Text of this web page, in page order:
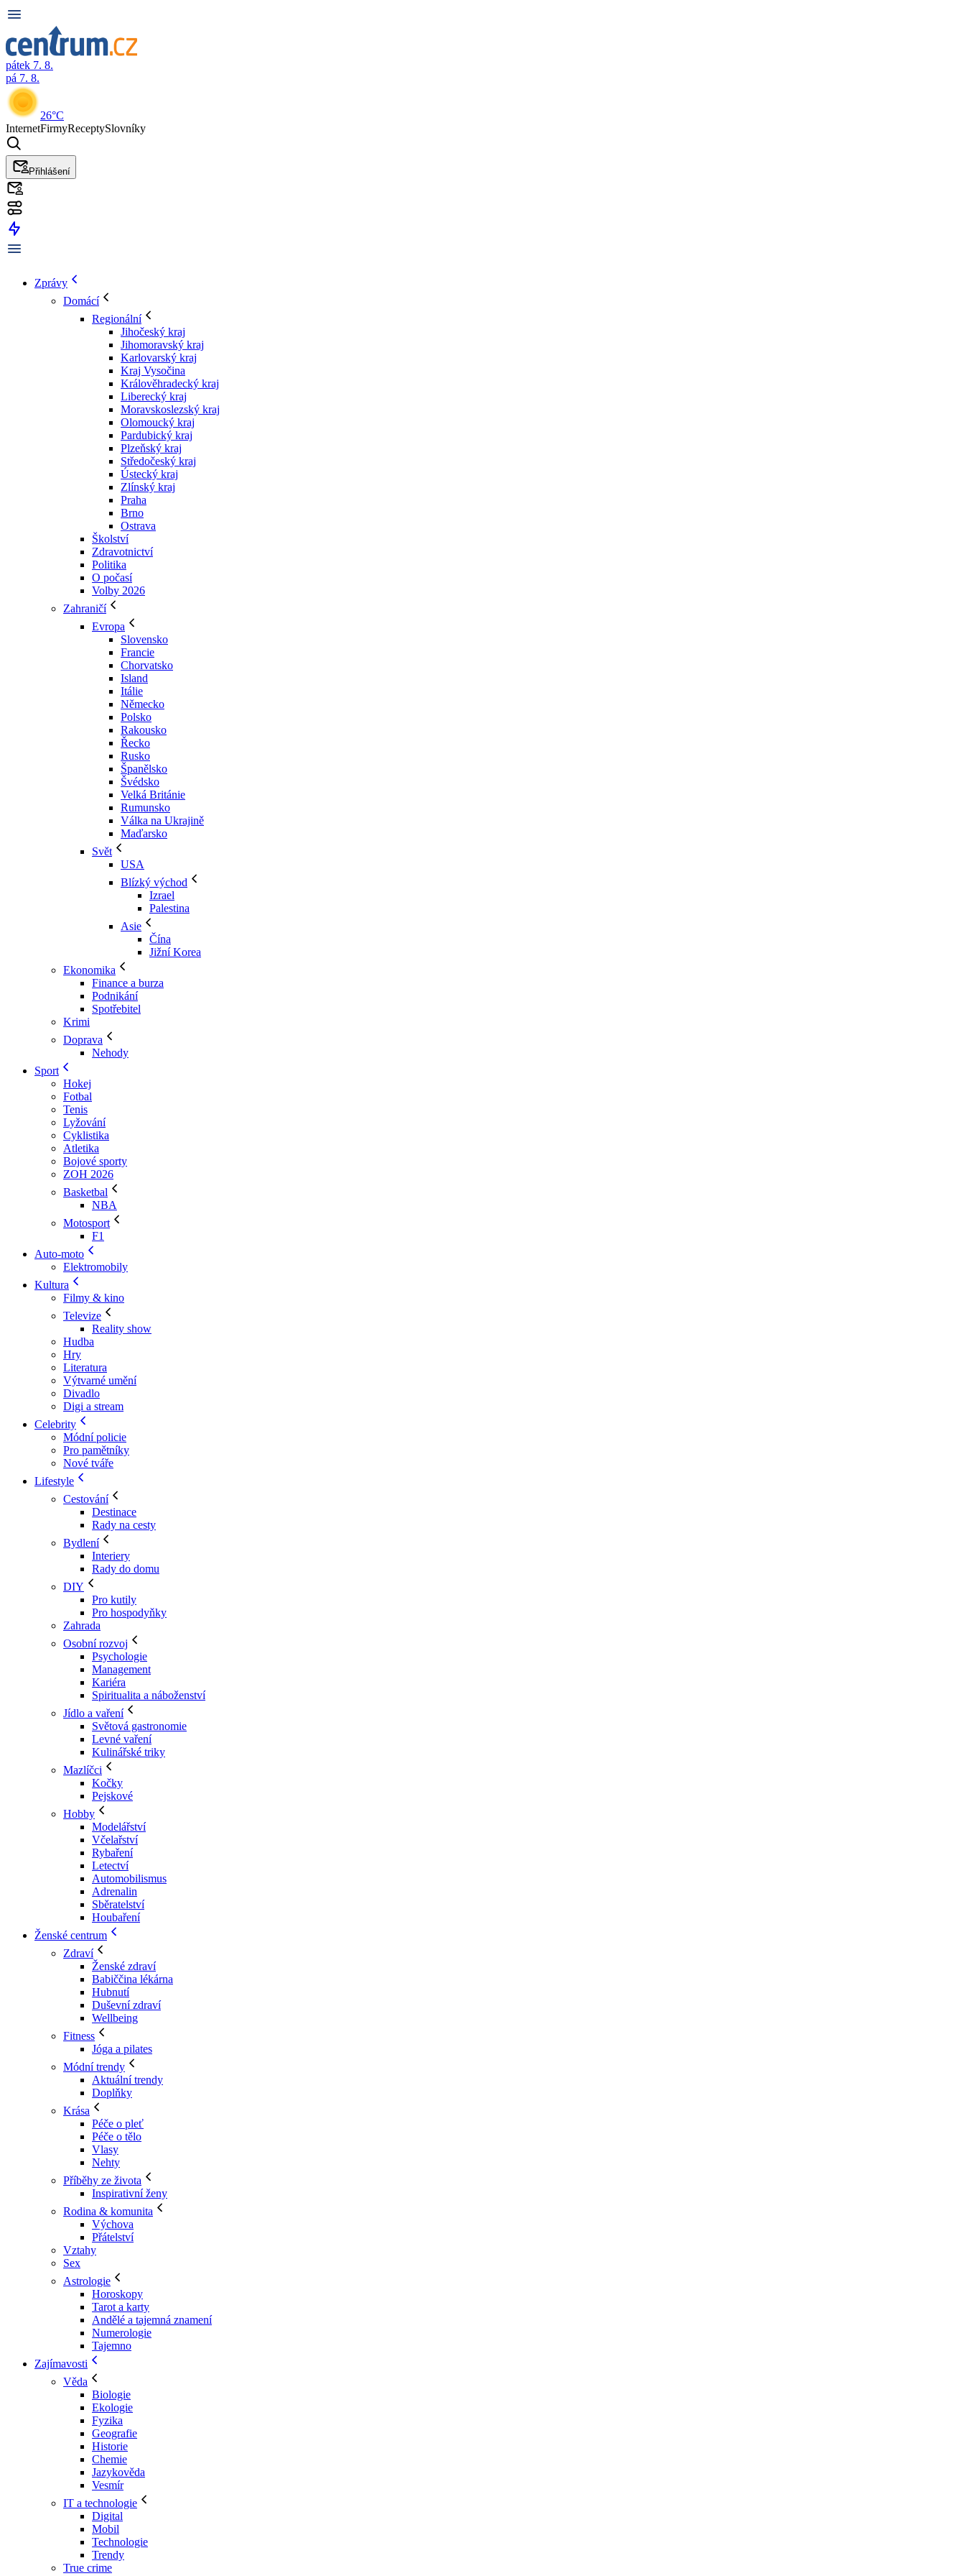
pátek 7. 8.
pá 7. 8.
26°C
InternetFirmyReceptySlovníky
Přihlášení
Zprávy
Domácí
Regionální
Jihočeský kraj
Jihomoravský kraj
Karlovarský kraj
Kraj Vysočina
Králověhradecký kraj
Liberecký kraj
Moravskoslezský kraj
Olomoucký kraj
Pardubický kraj
Plzeňský kraj
Středočeský kraj
Ústecký kraj
Zlínský kraj
Praha
Brno
Ostrava
Školství
Zdravotnictví
Politika
O počasí
Volby 2026
Zahraničí
Evropa
Slovensko
Francie
Chorvatsko
Island
Itálie
Německo
Polsko
Rakousko
Řecko
Rusko
Španělsko
Švédsko
Velká Británie
Rumunsko
Válka na Ukrajině
Maďarsko
Svět
USA
Blízký východ
Izrael
Palestina
Asie
Čína
Jižní Korea
Ekonomika
Finance a burza
Podnikání
Spotřebitel
Krimi
Doprava
Nehody
Sport
Hokej
Fotbal
Tenis
Lyžování
Cyklistika
Atletika
Bojové sporty
ZOH 2026
Basketbal
NBA
Motosport
F1
Auto-moto
Elektromobily
Kultura
Filmy & kino
Televize
Reality show
Hudba
Hry
Literatura
Výtvarné umění
Divadlo
Digi a stream
Celebrity
Módní policie
Pro pamětníky
Nové tváře
Lifestyle
Cestování
Destinace
Rady na cesty
Bydlení
Interiery
Rady do domu
DIY
Pro kutily
Pro hospodyňky
Zahrada
Osobní rozvoj
Psychologie
Management
Kariéra
Spiritualita a náboženství
Jídlo a vaření
Světová gastronomie
Levné vaření
Kulinářské triky
Mazlíčci
Kočky
Pejskové
Hobby
Modelářství
Včelařství
Rybaření
Letectví
Automobilismus
Adrenalin
Sběratelství
Houbaření
Ženské centrum
Zdraví
Ženské zdraví
Babiččina lékárna
Hubnutí
Duševní zdraví
Wellbeing
Fitness
Jóga a pilates
Módní trendy
Aktuální trendy
Doplňky
Krása
Péče o pleť
Péče o tělo
Vlasy
Nehty
Příběhy ze života
Inspirativní ženy
Rodina & komunita
Výchova
Přátelství
Vztahy
Sex
Astrologie
Horoskopy
Tarot a karty
Andělé a tajemná znamení
Numerologie
Tajemno
Zajímavosti
Věda
Biologie
Ekologie
Fyzika
Geografie
Historie
Chemie
Jazykověda
Vesmír
IT a technologie
Digital
Mobil
Technologie
Trendy
True crime